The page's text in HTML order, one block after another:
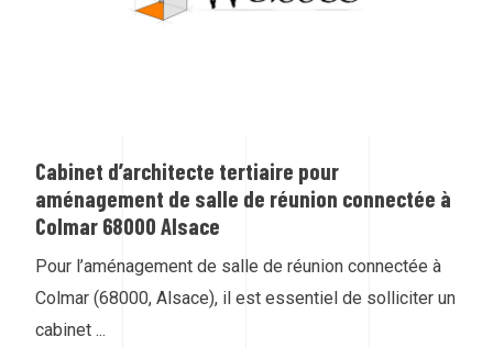
Cabinet d’architecte tertiaire pour
aménagement de salle de réunion connectée à
Colmar 68000 Alsace
Pour l’aménagement de salle de réunion connectée à
Colmar (68000, Alsace), il est essentiel de solliciter un
cabinet ...